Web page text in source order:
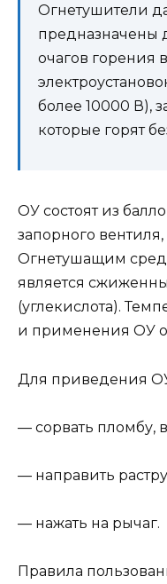
Огнетушители
предназначены
очагов горения
более 10000 В),
которые горят
ОУ состоят из
запорного
Огнетушащим
является
(углекислота).
и применения ОУ
Для приведения
— сорвать пломбу,
— направить
— нажать на рычаг.
Правила